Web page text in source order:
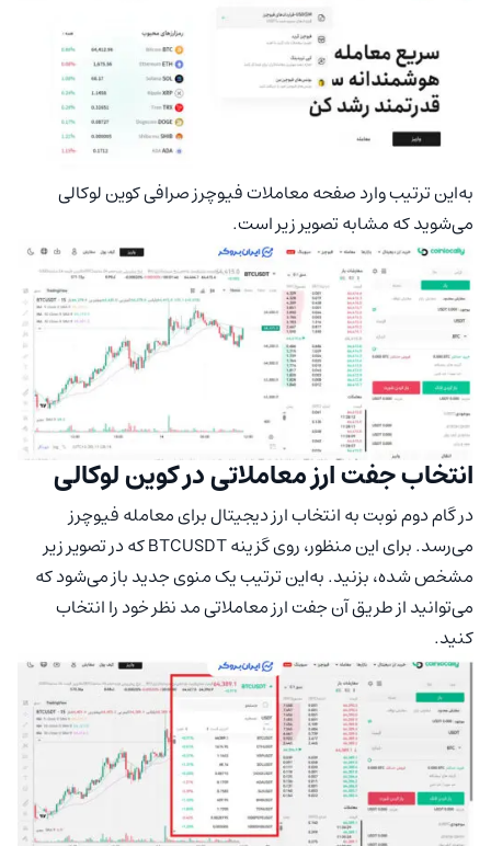
به‌این ترتیب وارد صفحه معاملات فیوچرز صرافی کوین لوکالی
می‌شوید که مشابه تصویر زیر است.
انتخاب جفت ارز معاملاتی در کوین لوکالی
در گام دوم نوبت به انتخاب ارز دیجیتال برای معامله فیوچرز
می‌رسد. برای این منظور، روی گزینه BTCUSDT که در تصویر زیر
مشخص شده، بزنید. به‌این ترتیب یک منوی جدید باز می‌شود که
می‌توانید از طریق آن جفت ارز معاملاتی مد نظر خود را انتخاب
کنید.